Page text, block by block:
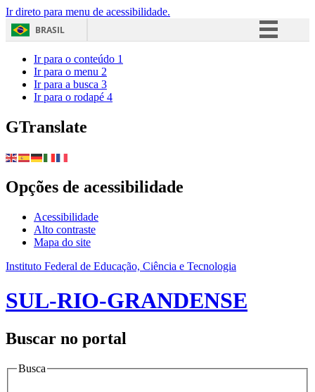
Ir direto para menu de acessibilidade.
BRASIL
Ir para o conteúdo 1
Ir para o menu 2
Ir para a busca 3
Ir para o rodapé 4
GTranslate
Opções de acessibilidade
Acessibilidade
Alto contraste
Mapa do site
Instituto Federal de Educação, Ciência e Tecnologia
SUL-RIO-GRANDENSE
Buscar no portal
Busca